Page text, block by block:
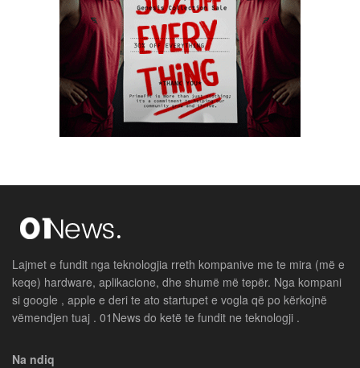
Lajmet e fundit nga teknologjia rreth kompanive me te mira (më e
keqe) hardware, aplikacione, dhe shumë më tepër. Nga kompani
si google , apple e deri te ato startupet e vogla që po kërkojnë
vëmendjen tuaj . 01News do ketë te fundit ne teknologji .
Na ndiq